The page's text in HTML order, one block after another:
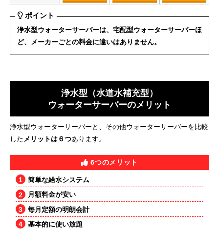
ポイント
浄水型ウォーターサーバーは、宅配型ウォーターサーバーほ
ど、メーカーごとの料金に違いはありません。
浄水型（水道水補充型）
ウォーターサーバーのメリット
浄水型ウォーターサーバーと、その他ウォーターサーバーを比較
したメリットは６つあります。
6つのメリット
簡単な給水システム
月額料金が安い
毎月定額の明朗会計
基本的に使い放題